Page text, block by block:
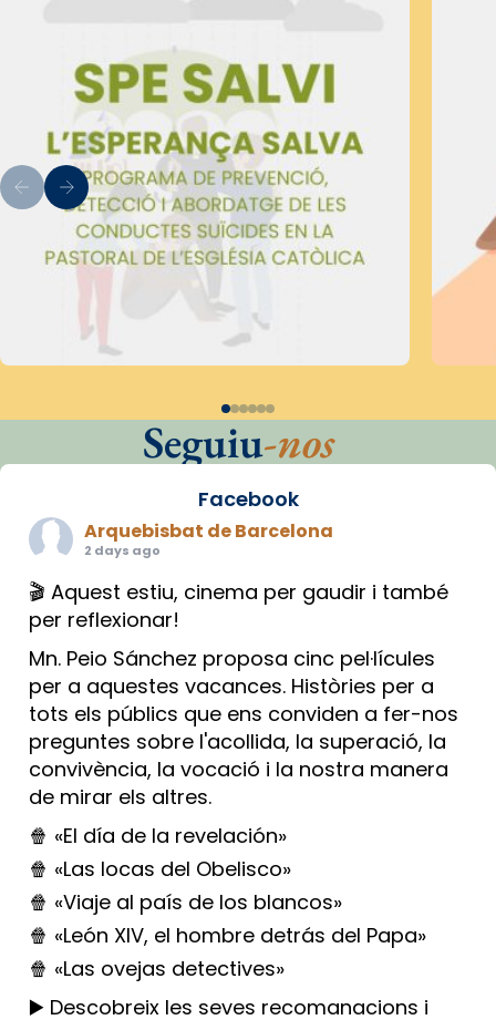
Seguiu-nos
Facebook
Arquebisbat de Barcelona
2 days ago
🎬 Aquest estiu, cinema per gaudir i també
per reflexionar!
Mn. Peio Sánchez proposa cinc pel·lícules
per a aquestes vacances. Històries per a
tots els públics que ens conviden a fer-nos
preguntes sobre l'acollida, la superació, la
convivència, la vocació i la nostra manera
de mirar els altres.
🍿 «El día de la revelación»
🍿 «Las locas del Obelisco»
🍿 «Viaje al país de los blancos»
🍿 «León XIV, el hombre detrás del Papa»
🍿 «Las ovejas detectives»
▶️ Descobreix les seves recomanacions i